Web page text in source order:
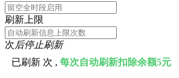
刷新上限
次后停止刷新
已刷新 次 ,每次自动刷新扣除余额5元